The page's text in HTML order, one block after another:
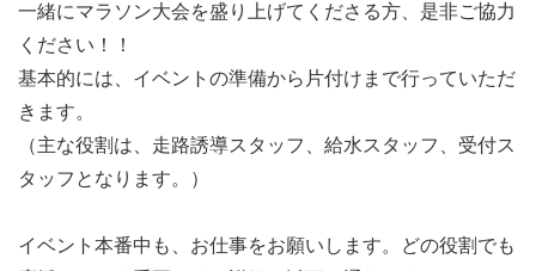
一緒にマラソン大会を盛り上げてくださる方、是非ご協力
ください！！
基本的には、イベントの準備から片付けまで行っていただ
きます。
（主な役割は、走路誘導スタッフ、給水スタッフ、受付ス
タッフとなります。）
イベント本番中も、お仕事をお願いします。どの役割でも